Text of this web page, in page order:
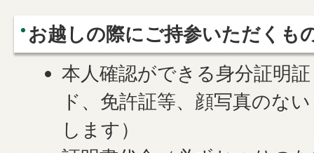
お越しの際にご持参いただくも
本人確認ができる身分証明
ド、免許証等、顔写真のな
します）